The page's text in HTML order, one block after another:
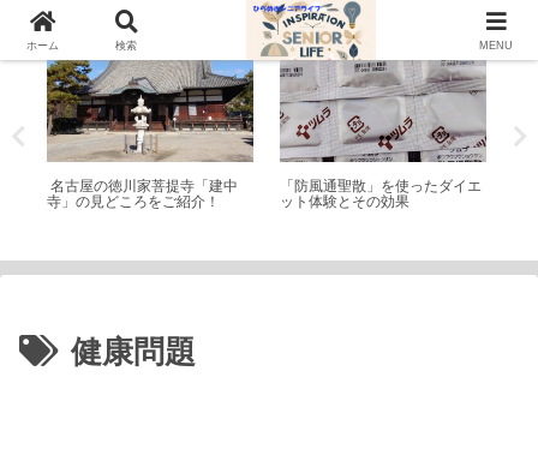
神社仏閣
名古屋の徳川家菩提寺「建中
寺」の見どころをご紹介！
トピック
「防風通聖散」を使ったダイエ
ット体験とその効果
健康問題
ホーム 検索 MENU